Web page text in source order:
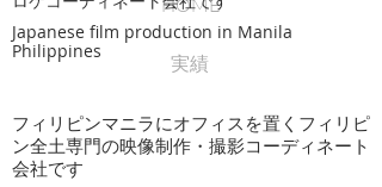
Japanese film production in Manila
Philippines
HOME
実績
フィリピンマニラにオフィスを置くフィリピ
ン全土専門の映像制作・撮影コーディネート
会社です